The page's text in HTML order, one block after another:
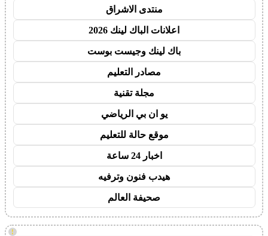
منتدى الاشراق
اعلانات الباك لينك 2026
باك لينك وجيست بوست
مصادر التعليم
مجلة تقنية
يو ان بي الرياضي
موقع حالة للتعليم
اخبار 24 ساعة
هيدب فنون وترفيه
صحيفة العالم
!